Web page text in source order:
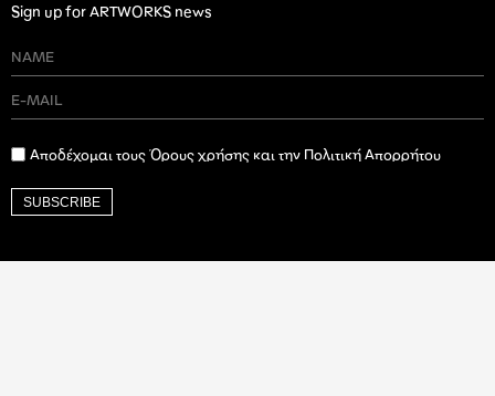
Sign up for ARTWORKS news
Αποδέχομαι τους Όρους χρήσης και την Πολιτική Απορρήτου
SUBSCRIBE